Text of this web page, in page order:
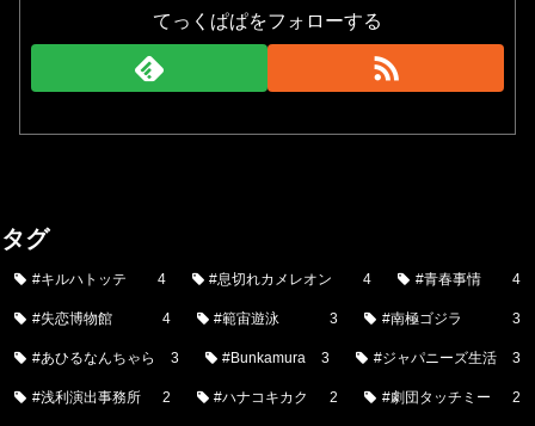
てっくぱぱをフォローする
タグ
#キルハトッテ 4 #息切れカメレオン 4 #青春事情 4
#失恋博物館 4 #範宙遊泳 3 #南極ゴジラ 3
#あひるなんちゃら 3 #Bunkamura 3 #ジャパニーズ生活 3
#浅利演出事務所 2 #ハナコキカク 2 #劇団タッチミー 2